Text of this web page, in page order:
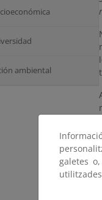
ambiental
galetes